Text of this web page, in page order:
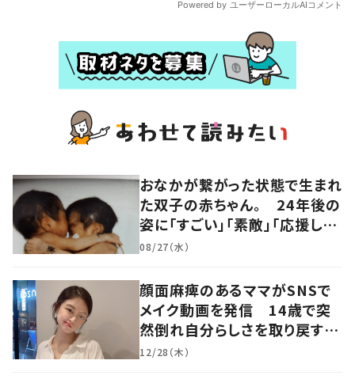
おなかが繋がった状態で生まれ
た双子の赤ちゃん。 24年後の
姿に「すごい」「素敵」「応援して
います」
08/27（水）
顔面麻痺のあるママがSNSで
メイク動画を発信 14歳で突
然倒れ自分らしさを取り戻すま
で
12/28（木）